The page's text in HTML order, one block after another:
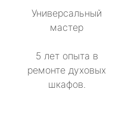
Универсальный
мастер
5 лет опыта в
ремонте духовых
шкафов.